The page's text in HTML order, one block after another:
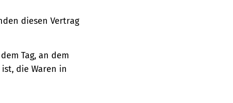
diesen Vertrag
Tag, an dem
die Waren in